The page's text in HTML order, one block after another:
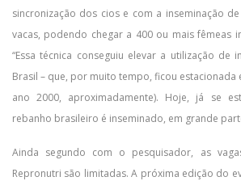
sincronização dos cios e com a inseminação
vacas, podendo chegar a 400 ou mais fêmeas
“Essa técnica conseguiu elevar a utilização de
Brasil – que, por muito tempo, ficou estacionada
ano 2000, aproximadamente). Hoje, já se
rebanho brasileiro é inseminado, em grande
Ainda segundo com o pesquisador, as
Repronutri são limitadas. A próxima edição do